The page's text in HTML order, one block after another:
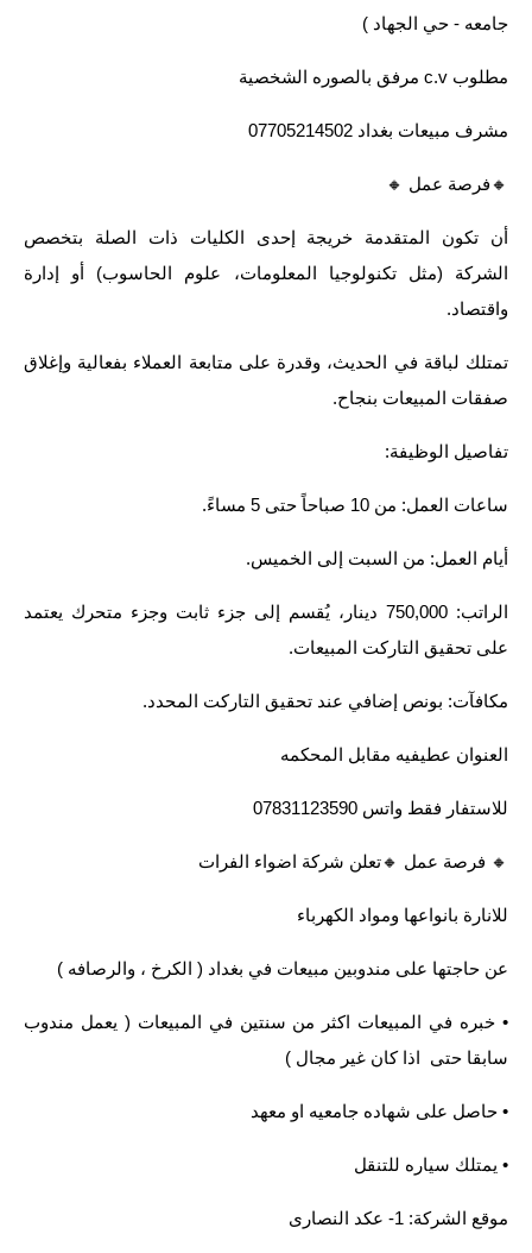
جامعه - حي الجهاد )
مطلوب c.v مرفق بالصوره الشخصية
مشرف مبيعات بغداد 07705214502
🔸️فرصة عمل 🔸️
أن تكون المتقدمة خريجة إحدى الكليات ذات الصلة بتخصص
الشركة (مثل تكنولوجيا المعلومات، علوم الحاسوب) أو إدارة
واقتصاد.
تمتلك لباقة في الحديث، وقدرة على متابعة العملاء بفعالية وإغلاق
صفقات المبيعات بنجاح.
تفاصيل الوظيفة:
ساعات العمل: من 10 صباحاً حتى 5 مساءً.
أيام العمل: من السبت إلى الخميس.
الراتب: 750,000 دينار، يُقسم إلى جزء ثابت وجزء متحرك يعتمد
على تحقيق التاركت المبيعات.
مكافآت: بونص إضافي عند تحقيق التاركت المحدد.
العنوان عطيفيه مقابل المحكمه
للاستفار فقط واتس 07831123590
🔸️ فرصة عمل 🔸️تعلن شركة اضواء الفرات
للانارة بانواعها ومواد الكهرباء
عن حاجتها على مندوبين مبيعات في بغداد ( الكرخ ، والرصافه )
• خبره في المبيعات اكثر من سنتين في المبيعات ( يعمل مندوب
سابقا حتى اذا كان غير مجال )
• حاصل على شهاده جامعيه او معهد
• يمتلك سياره للتنقل
موقع الشركة: 1- عكد النصارى